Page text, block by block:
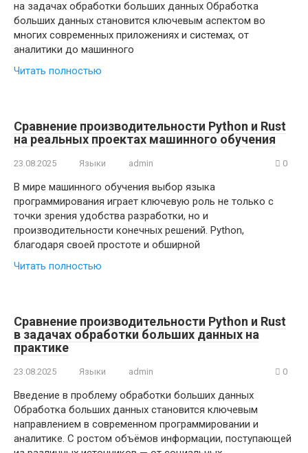
на задачах обработки больших данных Обработка
больших данных становится ключевым аспектом во
многих современных приложениях и системах, от
аналитики до машинного
Читать полностью
Сравнение производительности Python и Rust
на реальных проектах машинного обучения
23.08.2025 Языки admin 0
В мире машинного обучения выбор языка
программирования играет ключевую роль не только с
точки зрения удобства разработки, но и
производительности конечных решений. Python,
благодаря своей простоте и обширной
Читать полностью
Сравнение производительности Python и Rust
в задачах обработки больших данных на
практике
23.08.2025 Языки admin 0
Введение в проблему обработки больших данных
Обработка больших данных становится ключевым
направлением в современном программировании и
аналитике. С ростом объёмов информации, поступающей